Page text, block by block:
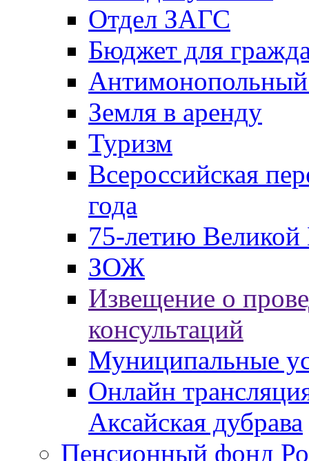
Отдел ЗАГС
Бюджет для
Антимонопольный
Земля в аренду
Туризм
Всероссийская
года
75-летию
ЗОЖ
Извещение о
консультаций
Муниципальные
Онлайн
Аксайская дубрава
Пенсионный фонд